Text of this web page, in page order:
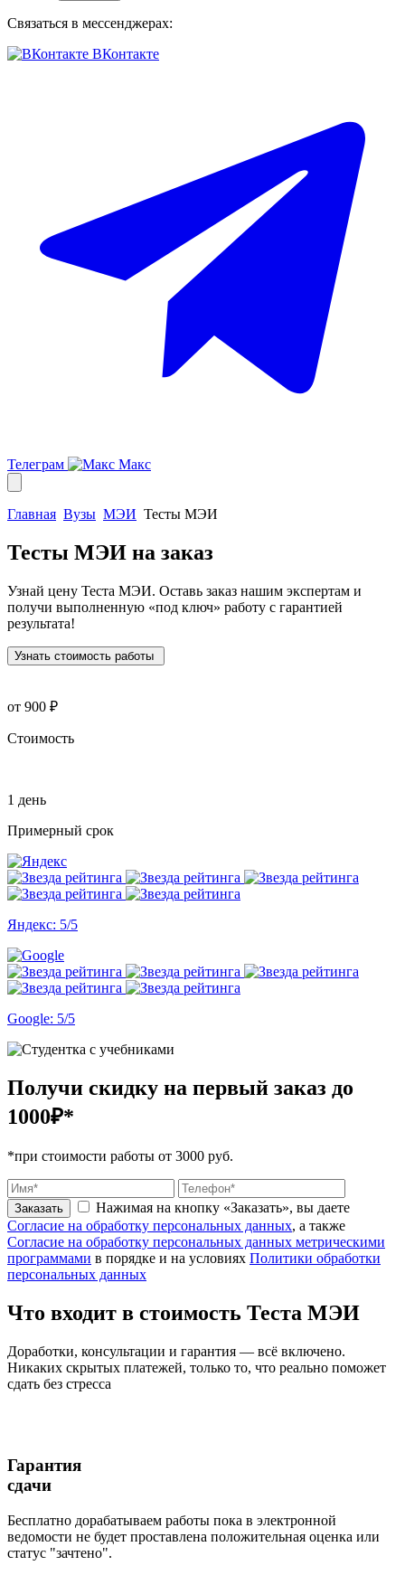
Связаться в мессенджерах:
ВКонтакте
Телеграм Макс
Главная Вузы МЭИ Тесты МЭИ
Тесты МЭИ на заказ
Узнай цену Теста МЭИ. Оставь заказ нашим экспертам и
получи выполненную «под ключ» работу с гарантией
результата!
Узнать стоимость работы
от 900 ₽
Стоимость
1 день
Примерный срок
Яндекс: 5/5
Google: 5/5
Получи скидку на первый заказ до
1000₽*
*при стоимости работы от 3000 руб.
Заказать
Нажимая на кнопку «Заказать», вы даете
Согласие на обработку персональных данных, а также
Согласие на обработку персональных данных метрическими
программами в порядке и на условиях Политики обработки
персональных данных
Что входит в стоимость Теста МЭИ
Доработки, консультации и гарантия — всё включено.
Никаких скрытых платежей, только то, что реально поможет
сдать без стресса
Гарантия
сдачи
Бесплатно дорабатываем работы пока в электронной
ведомости не будет проставлена положительная оценка или
статус "зачтено".